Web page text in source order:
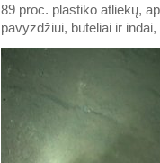
89 proc. plastiko atliekų,
pavyzdžiui, buteliai ir